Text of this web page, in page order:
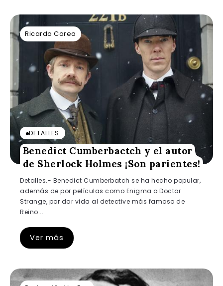
Ricardo Corea
DETALLES
Benedict Cumberbactch y el autor
de Sherlock Holmes ¡Son parientes!
Detalles.- Benedict Cumberbatch se ha hecho popular,
además de por películas como Enigma o Doctor
Strange, por dar vida al detective más famoso de
Reino...
Ver más